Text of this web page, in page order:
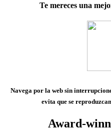
Te mereces una
Navega por la web sin
evita que se
Award-